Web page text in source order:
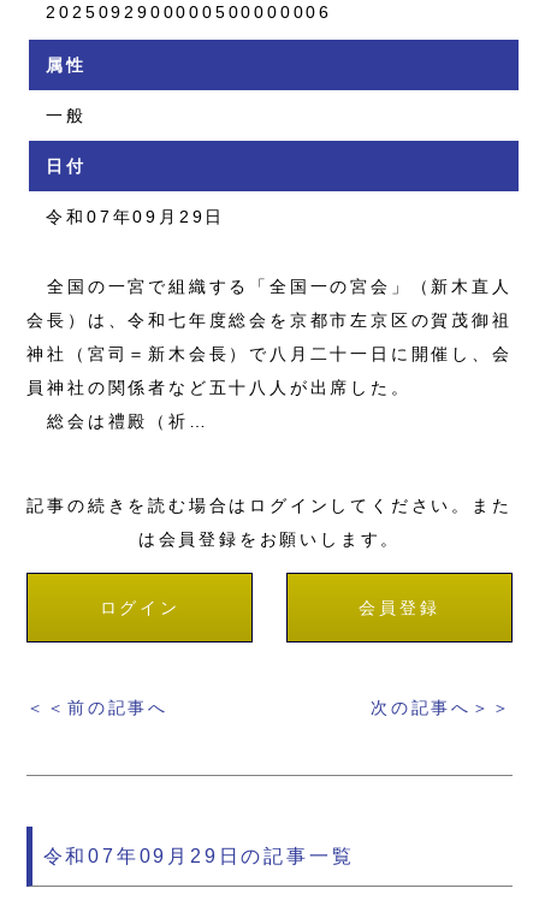
2025092900000500000006
属性
一般
日付
令和07年09月29日
全国の一宮で組織する「全国一の宮会」（新木直人
会長）は、令和七年度総会を京都市左京区の賀茂御祖
神社（宮司＝新木会長）で八月二十一日に開催し、会
員神社の関係者など五十八人が出席した。
総会は禮殿（祈…
記事の続きを読む場合はログインしてください。また
は会員登録をお願いします。
ログイン 会員登録
＜＜前の記事へ 次の記事へ＞＞
令和07年09月29日の記事一覧